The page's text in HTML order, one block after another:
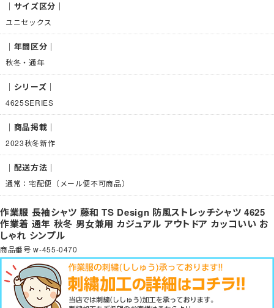
｜サイズ区分｜
ユニセックス
｜年間区分｜
秋冬・通年
｜シリーズ｜
4625SERIES
｜商品掲載｜
2023秋冬新作
｜配送方法｜
通常：宅配便（メール便不可商品）
作業服 長袖シャツ 藤和 TS Design 防風ストレッチシャツ 4625
作業着 通年 秋冬 男女兼用 カジュアル アウトドア カッコいい お
しゃれ シンプル
商品番号 w-455-0470